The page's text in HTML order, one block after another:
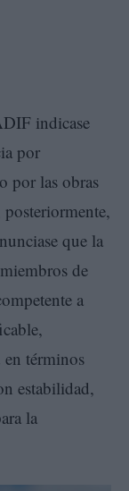
indicase
por
por las obras
que la
de
a
términos
estabilidad,
la